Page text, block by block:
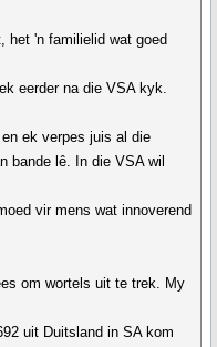
het 'n familielid wat goed
eerder na die VSA kyk.
ek verpes juis al die
bande lê. In die VSA wil
vir mens wat innoverend
om wortels uit te trek. My
uit Duitsland in SA kom